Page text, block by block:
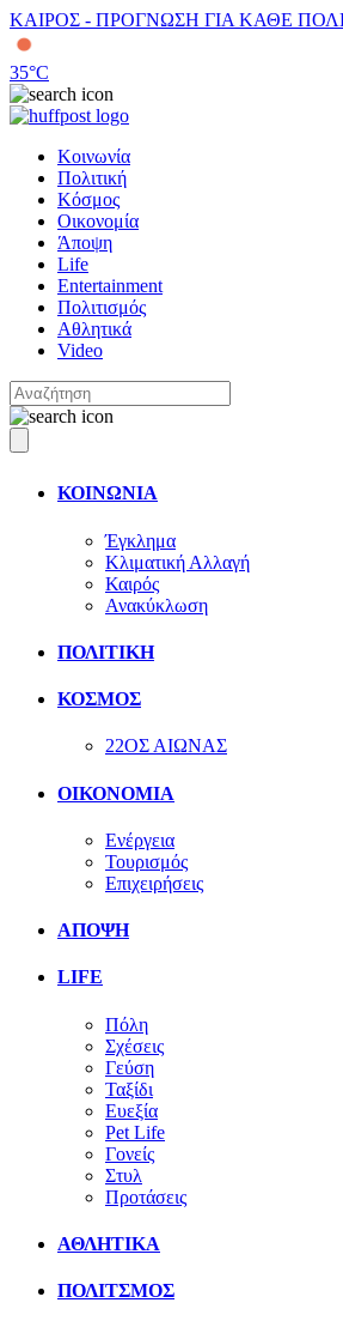
ΚΑΙΡΟΣ - ΠΡΟΓΝΩΣΗ ΓΙΑ ΚΑΘΕ
35°C
Κοινωνία
Πολιτική
Κόσμος
Οικονομία
Άποψη
Life
Entertainment
Πολιτισμός
Αθλητικά
Video
ΚΟΙΝΩΝΙΑ
Έγκλημα
Κλιματική Αλλαγή
Καιρός
Ανακύκλωση
ΠΟΛΙΤΙΚΗ
ΚΟΣΜΟΣ
22ΟΣ ΑΙΩΝΑΣ
ΟΙΚΟΝΟΜΙΑ
Ενέργεια
Τουρισμός
Επιχειρήσεις
ΑΠΟΨΗ
LIFE
Πόλη
Σχέσεις
Γεύση
Ταξίδι
Ευεξία
Pet Life
Γονείς
Στυλ
Προτάσεις
ΑΘΛΗΤΙΚΑ
ΠΟΛΙΤΣΜΟΣ